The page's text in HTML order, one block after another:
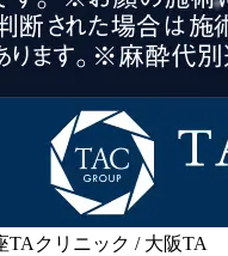
TAクリニック / 大阪TA